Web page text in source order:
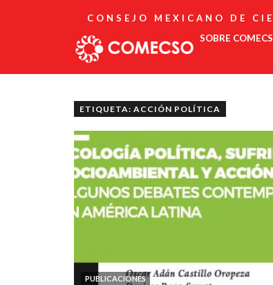
CONSEJO MEXICANO DE
SOBRE
Asociados
Fundadores
Publicaciones
Comité Editorial
Boletín
ETIQUETA: ACCIÓN POLÍTICA
PUBLICACIONES